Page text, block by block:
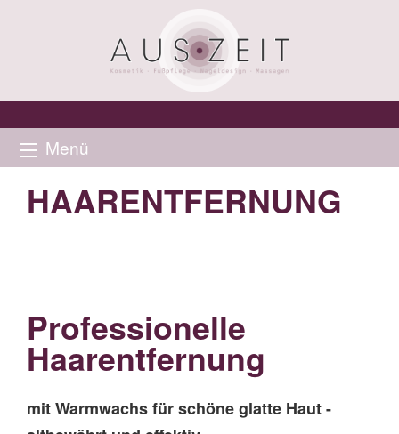
Menü
HAARENTFERNUNG
Professionelle
Haarentfernung
mit Warmwachs für schöne glatte Haut -